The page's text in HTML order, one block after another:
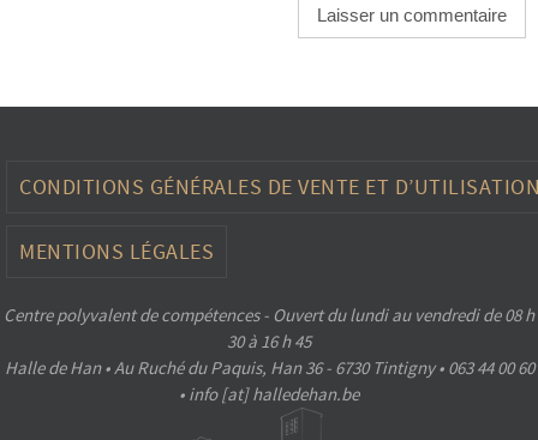
CONDITIONS GÉNÉRALES DE VENTE ET
MENTIONS LÉGALES
Centre polyvalent de compétences - Ouvert du lundi au vendredi de 08 h
30 à 16 h 45
Halle de Han • Au Ruché du Paquis, Han 36 - 6730 Tintigny • 063 44 00 60
• info [at] halledehan.be